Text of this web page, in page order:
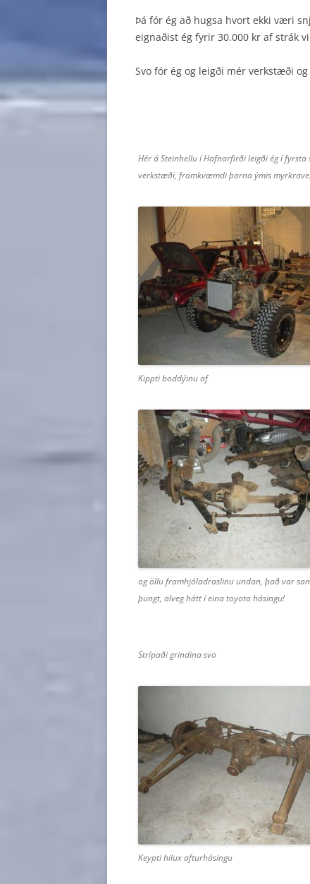
Þá fór ég að hugsa hvort ekki væri
eignaðist ég fyrir 30.000 kr af strák
Svo fór ég og leigði mér verkstæði
Hér á Steinhellu í Hafnarfirði leigði ég í fyrsta
verkstæði, framkvæmdi þarna ýmis
Kippti boddýinu af
og öllu framhjóladraslinu undan, það var
þungt, alveg hátt í eina toyota hásingu!
Strípaði grindina svo
Keypti hilux afturhásingu